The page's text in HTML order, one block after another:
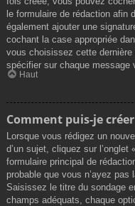
le formulaire de rédaction afin
également ajouter une
cochant la case appropriée
vous choisissez cette
spécifier sur chaque message
Haut
Comment puis-je
Lorsque vous rédigez un
d’un sujet, cliquez sur
formulaire principal de
probable que vous n’ayez
Saisissez le titre du sondage
champs adéquats, chaque